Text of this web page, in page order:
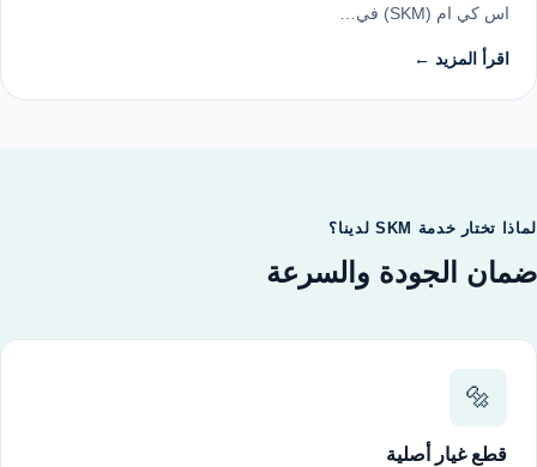
اس كي ام (SKM) في…
اقرأ المزيد ←
لماذا تختار خدمة SKM لدينا؟
ضمان الجودة والسرعة
🔩
قطع غيار أصلية